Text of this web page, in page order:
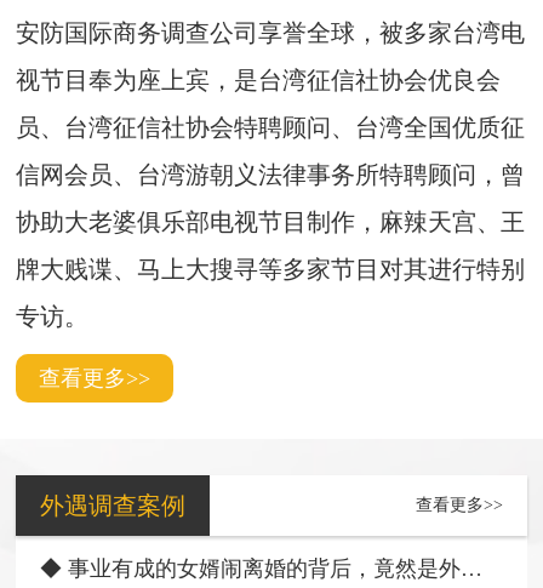
安防国际商务调查公司享誉全球，被多家台湾电
视节目奉为座上宾，是台湾征信社协会优良会
员、台湾征信社协会特聘顾问、台湾全国优质征
信网会员、台湾游朝义法律事务所特聘顾问，曾
协助大老婆俱乐部电视节目制作，麻辣天宫、王
牌大贱谍、马上大搜寻等多家节目对其进行特别
专访。
查看更多>>
外遇调查案例 查看更多>>
◆ 事业有成的女婿闹离婚的背后，竟然是外遇出轨